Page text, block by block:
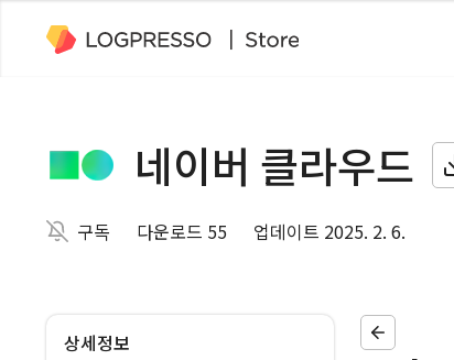
네이버 클라우드
구독 다운로드 55 업데이트 2025. 2. 6.
상세정보